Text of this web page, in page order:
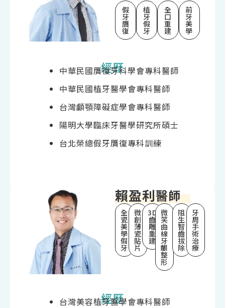
假
牙
贋
復
植
牙
假
牙
全
口
重
建
前
牙
美
學
經歷
中華民國贋復牙科學會專科醫師
中華民國植牙醫學會專科醫師
台灣顱顎障礙症學會專科醫師
陽明大學臨床牙醫學研究所碩士
台北榮總假牙贋復專科訓練
賴盈利醫師
全
瓷
美
學
假
牙
微
創
薄
瓷
貼
片
3D
齒
雕
重
建
微
笑
曲
線
牙
齦
整
形
阻
生
智
齒
拔
除
牙
周
手
術
治
療
經歷
台灣美容植牙醫學會專科醫師